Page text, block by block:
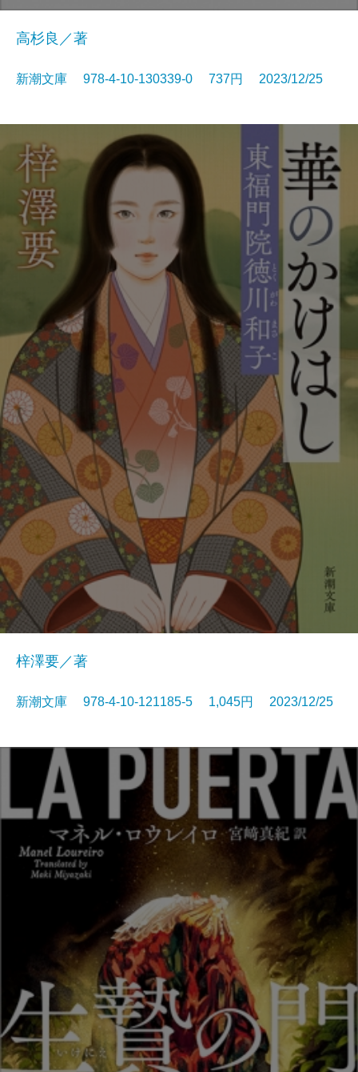
高杉良／著
新潮文庫 978-4-10-130339-0 737円 2023/12/25
梓澤要／著
新潮文庫 978-4-10-121185-5 1,045円 2023/12/25